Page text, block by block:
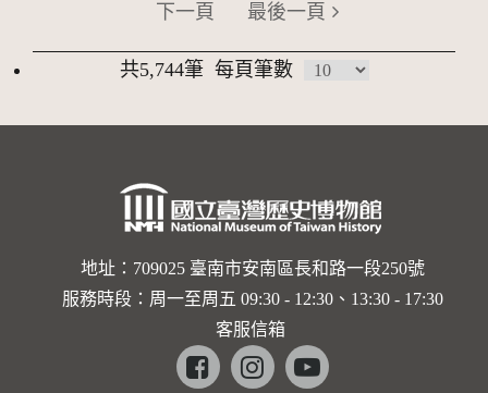
下一頁 最後一頁
共5,744筆 每頁筆數
地址：709025 臺南市安南區長和路一段250號
服務時段：周一至周五 09:30 - 12:30、13:30 - 17:30
客服信箱
Facebookinstagramyoutube